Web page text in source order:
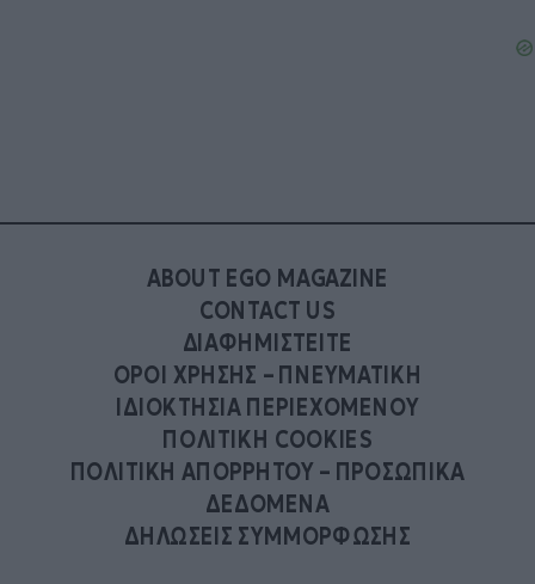
ABOUT EGO MAGAZINE
CONTACT US
ΔΙΑΦΗΜΙΣΤΕΙΤΕ
ΟΡΟΙ ΧΡΗΣΗΣ – ΠΝΕΥΜΑΤΙΚΗ
ΙΔΙΟΚΤΗΣΙΑ ΠΕΡΙΕΧΟΜΕΝΟΥ
ΠΟΛΙΤΙΚΗ COOKIES
ΠΟΛΙΤΙΚΗ ΑΠΟΡΡΗΤΟΥ – ΠΡΟΣΩΠΙΚΑ
ΔΕΔΟΜΕΝΑ
ΔΗΛΩΣΕΙΣ ΣΥΜΜΟΡΦΩΣΗΣ